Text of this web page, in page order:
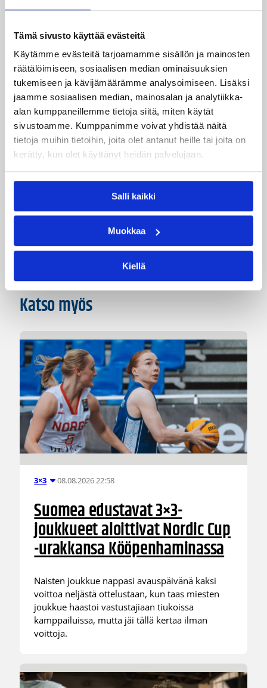
Tämä sivusto käyttää evästeitä
Käytämme evästeitä tarjoamamme sisällön ja mainosten
räätälöimiseen, sosiaalisen median ominaisuuksien
tukemiseen ja kävijämäärämme analysoimiseen. Lisäksi
jaamme sosiaalisen median, mainosalan ja analytiikka-
alan kumppaneillemme tietoja siitä, miten käytät
sivustoamme. Kumppanimme voivat yhdistää näitä
tietoja muihin tietoihin, joita olet antanut heille tai joita on
kerätty, kun olet käyttänyt heidän palvelujaan.
Salli kaikki
Muokkaa
Kiellä
Päivitetty23.04.2007
Henkilöt
Ei Ole Lars Ekström
Kategoriat
Katsojat Korisliiga
Pääjuttu
Katso myös
3×3 08.08.2026 22:58
Suomea edustavat 3×3-
joukkueet aloittivat Nordic Cup
-urakkansa Kööpenhaminassa
Naisten joukkue nappasi avauspäivänä kaksi
voittoa neljästä ottelustaan, kun taas miesten
joukkue haastoi vastustajiaan tiukoissa
kamppailuissa, mutta jäi tällä kertaa ilman
voittoja.